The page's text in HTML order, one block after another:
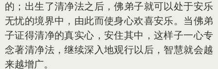
的；出生了清净法之后，佛弟子就可以处于安乐
无忧的境界中，由此而使身心欢喜安乐。当佛弟
子证得清净的真实心，安住其中，这样子一心专
念著清净法，继续深入地观行以后，智慧就会越
来越增广。